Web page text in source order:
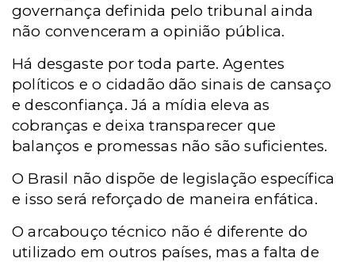
governança definida pelo tribunal ainda
não convenceram a opinião pública.
Há desgaste por toda parte. Agentes
políticos e o cidadão dão sinais de cansaço
e desconfiança. Já a mídia eleva as
cobranças e deixa transparecer que
balanços e promessas não são suficientes.
O Brasil não dispõe de legislação específica
e isso será reforçado de maneira enfática.
O arcabouço técnico não é diferente do
utilizado em outros países, mas a falta de